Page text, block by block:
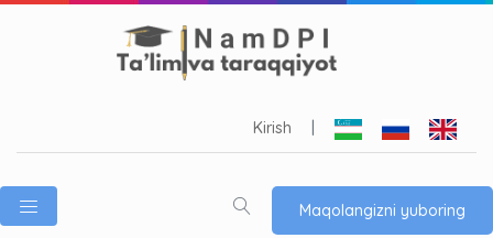
Kirish
Maqolangizni yuboring